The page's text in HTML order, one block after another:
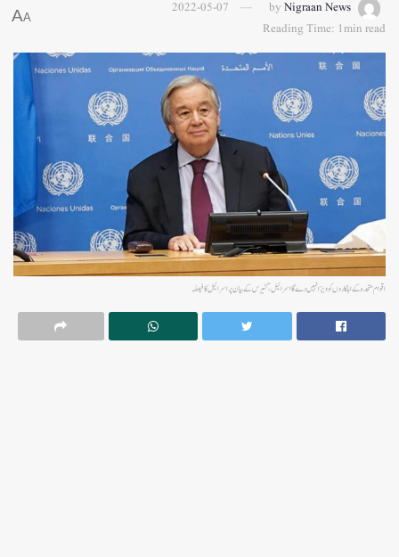
by Nigraan News
2022-05-07
Reading Time: 1min read
A
A
اقوام متحدہ کے اہلکاروں کو ویزا نہیں دے گا اسرائیل، گٹیرس کے بیان پر اسرائیل کا فیصلہ